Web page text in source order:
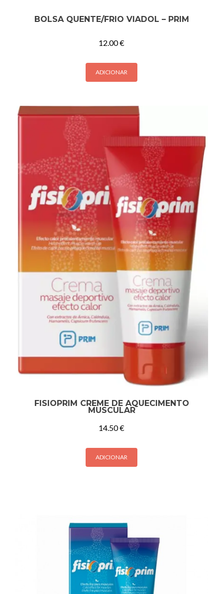
BOLSA QUENTE/FRIO VIADOL – PRIM
12.00€
ADICIONAR
FISIOPRIM CREME DE AQUECIMENTO
MUSCULAR
14.50€
ADICIONAR